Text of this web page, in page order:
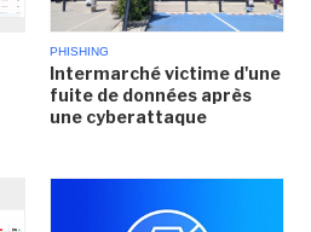
PHISHING
Intermarché victime d'une
fuite de données après
une cyberattaque